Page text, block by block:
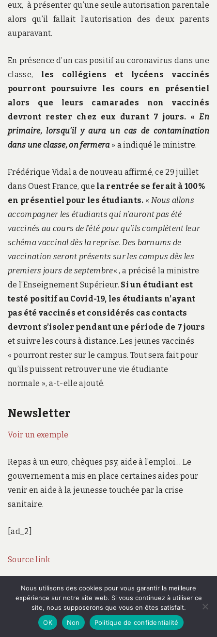
eux, à présenter qu’une seule autorisation parentale
alors qu’il fallait l’autorisation des deux parents
auparavant.
En présence d’un cas positif au coronavirus dans une
classe, les collégiens et lycéens vaccinés
pourront poursuivre les cours en présentiel
alors que leurs camarades non vaccinés
devront rester chez eux durant 7 jours. «En
primaire, lorsqu’il y aura un cas de contamination
dans une classe, on fermera » a indiqué le ministre.
Frédérique Vidal a de nouveau affirmé, ce 29 juillet
dans Ouest France, que la rentrée se ferait à 100%
en présentiel pour les étudiants. « Nous allons
accompagner les étudiants qui n’auront pas été
vaccinés​ au cours de l’été pour qu’ils complètent leur
schéma vaccinal dès la reprise. Des barnums de
vaccination seront présents sur les campus dès les
premiers jours de septembre« , a précisé la ministre
de l’Enseignement Supérieur. Si un étudiant est
testé positif au Covid-19, les étudiants n’ayant
pas été vaccinés et considérés cas contacts
devront s’isoler pendant une période de 7 jours
et suivre les cours à distance. Les jeunes vaccinés
« pourront rester sur le campus. Tout sera fait pour
qu’ils puissent retrouver une vie étudiante
normale », a-t-elle ajouté.
Newsletter
Voir un exemple
Repas à un euro, chèques psy, aide à l’emploi… Le
gouvernement a mis en place certaines aides pour
venir en aide à la jeunesse touchée par la crise
sanitaire.
[ad_2]
Source link
Articles connexes :
Wheat berry 'risotto' with
pumpkin and blue cheese
⋆Anne's Kitchen
Firefox 78 est disponible, avec
un dispositif de protection des
données personnelles renforcé
Nous utilisons des cookies pour vous garantir la meilleure
expérience sur notre site web. Si vous continuez à utiliser ce
site, nous supposerons que vous en êtes satisfait.
OK
Non Politique de confidentialité